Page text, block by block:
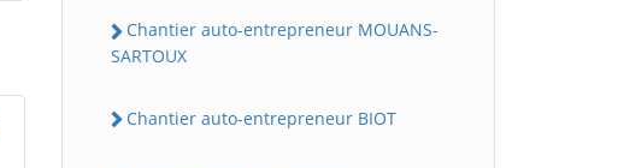
Chantier auto-entrepreneur MOUANS-
SARTOUX
Chantier auto-entrepreneur BIOT